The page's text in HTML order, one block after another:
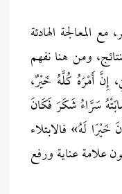
المعالجة الهادئة
ومن هنا نفهم
إِنَّ أَمْرَهُ كُلَّهُ خَيْرٌ،
سَرَّاءُ شَكَرَ فَكَانَ
لَهُ» فالابتلاء
علامة عناية ورفع